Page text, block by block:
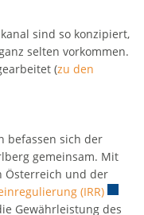
sind so konzipiert,
selten vorkommen.
(zu den
befassen sich der
gemeinsam. Mit
Österreich und der
(IRR)
Gewährleistung des